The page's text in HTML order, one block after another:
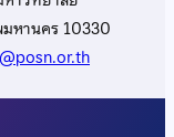
หานคร 10330